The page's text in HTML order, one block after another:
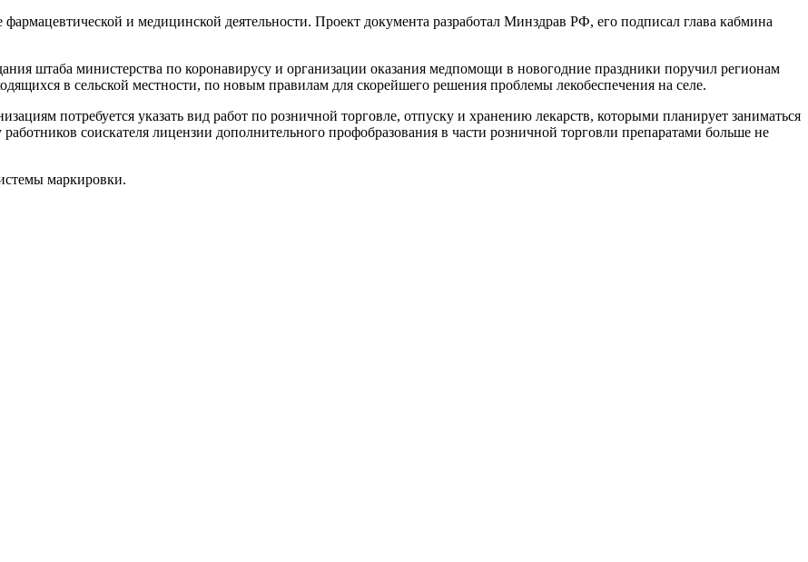
и медицинской деятельности. Проект документа разработал Минздрав РФ, его подписал глава кабмина
штаба министерства по коронавирусу и организации оказания медпомощи в новогодние праздники поручил регионам
в сельской местности, по новым правилам для скорейшего решения проблемы лекобеспечения на селе.
потребуется указать вид работ по розничной торговле, отпуску и хранению лекарств, которыми планирует заниматься
соискателя лицензии дополнительного профобразования в части розничной торговли препаратами больше не
маркировки.